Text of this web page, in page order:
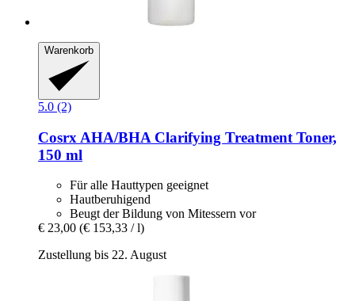
Warenkorb
5.0 (2)
Cosrx AHA/BHA Clarifying Treatment Toner,
150 ml
Für alle Hauttypen geeignet
Hautberuhigend
Beugt der Bildung von Mitessern vor
€ 23,00 (€ 153,33 / l)
Zustellung bis 22. August